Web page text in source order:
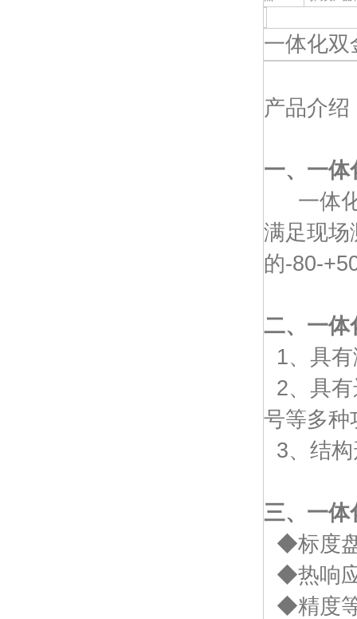
一体化双
产品介绍
一、 一体
一体化
满足现场
的-80-
二、 一体
1、具
2、具
号等多种
3、结
三、一体
◆标度
◆热响
◆精度